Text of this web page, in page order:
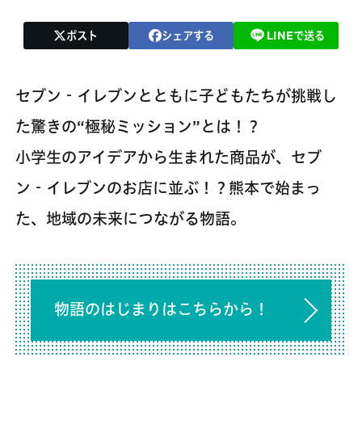
ポスト シェアする LINEで送る
セブン‐イレブンとともに子どもたちが挑戦し
た驚きの“極秘ミッション”とは！？
小学生のアイデアから生まれた商品が、セブ
ン‐イレブンのお店に並ぶ！？熊本で始まっ
た、地域の未来につながる物語。
物語のはじまりはこちらから！